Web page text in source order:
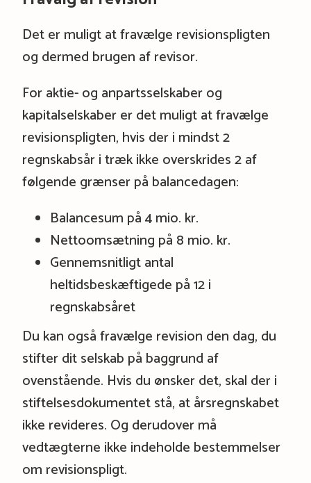
Det er muligt at fravælge revisionspligten
og dermed brugen af revisor.
For aktie- og anpartsselskaber og
kapitalselskaber er det muligt at fravælge
revisionspligten, hvis der i mindst 2
regnskabsår i træk ikke overskrides 2 af
følgende grænser på balancedagen:
Balancesum på 4 mio. kr.
Nettoomsætning på 8 mio. kr.
Gennemsnitligt antal
heltidsbeskæftigede på 12 i
regnskabsåret
Du kan også fravælge revision den dag, du
stifter dit selskab på baggrund af
ovenstående. Hvis du ønsker det, skal der i
stiftelsesdokumentet stå, at årsregnskabet
ikke revideres. Og derudover må
vedtægterne ikke indeholde bestemmelser
om revisionspligt.